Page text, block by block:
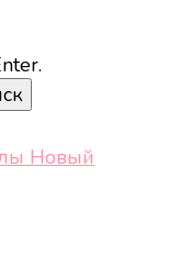
Новый